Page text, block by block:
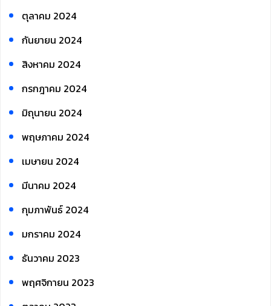
ตุลาคม 2024
กันยายน 2024
สิงหาคม 2024
กรกฎาคม 2024
มิถุนายน 2024
พฤษภาคม 2024
เมษายน 2024
มีนาคม 2024
กุมภาพันธ์ 2024
มกราคม 2024
ธันวาคม 2023
พฤศจิกายน 2023